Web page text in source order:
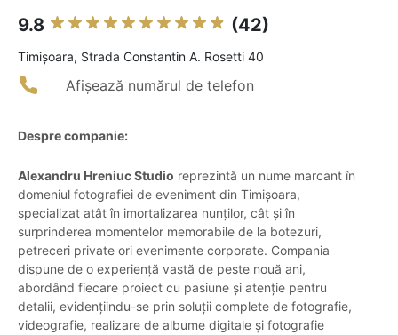
9.8 (42)
Timişoara, Strada Constantin A. Rosetti 40
Afișează numărul de telefon
Despre companie:
Alexandru Hreniuc Studio reprezintă un nume marcant în
domeniul fotografiei de eveniment din Timișoara,
specializat atât în imortalizarea nunților, cât și în
surprinderea momentelor memorabile de la botezuri,
petreceri private ori evenimente corporate. Compania
dispune de o experiență vastă de peste nouă ani,
abordând fiecare proiect cu pasiune și atenție pentru
detalii, evidențiindu-se prin soluții complete de fotografie,
videografie, realizare de albume digitale și fotografie